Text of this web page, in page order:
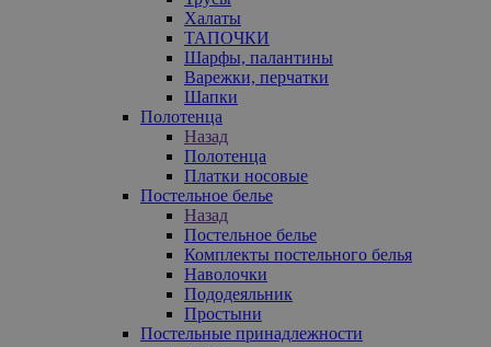
Халаты
ТАПОЧКИ
Шарфы, палантины
Варежки, перчатки
Шапки
Полотенца
Назад
Полотенца
Платки носовые
Постельное белье
Назад
Постельное белье
Комплекты постельного белья
Наволочки
Пододеяльник
Простыни
Постельные принадлежности